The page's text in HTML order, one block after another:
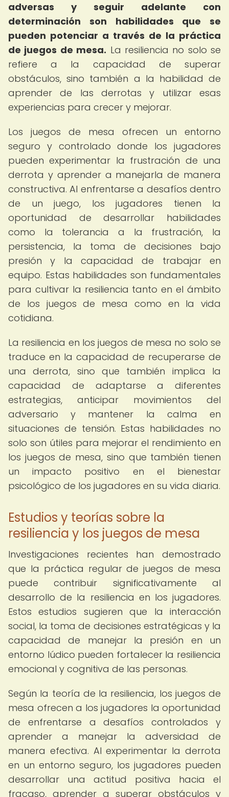
adversas y seguir adelante con
determinación son habilidades que se
pueden potenciar a través de la práctica
de juegos de mesa. La resiliencia no solo se
refiere a la capacidad de superar
obstáculos, sino también a la habilidad de
aprender de las derrotas y utilizar esas
experiencias para crecer y mejorar.
Los juegos de mesa ofrecen un entorno
seguro y controlado donde los jugadores
pueden experimentar la frustración de una
derrota y aprender a manejarla de manera
constructiva. Al enfrentarse a desafíos dentro
de un juego, los jugadores tienen la
oportunidad de desarrollar habilidades
como la tolerancia a la frustración, la
persistencia, la toma de decisiones bajo
presión y la capacidad de trabajar en
equipo. Estas habilidades son fundamentales
para cultivar la resiliencia tanto en el ámbito
de los juegos de mesa como en la vida
cotidiana.
La resiliencia en los juegos de mesa no solo se
traduce en la capacidad de recuperarse de
una derrota, sino que también implica la
capacidad de adaptarse a diferentes
estrategias, anticipar movimientos del
adversario y mantener la calma en
situaciones de tensión. Estas habilidades no
solo son útiles para mejorar el rendimiento en
los juegos de mesa, sino que también tienen
un impacto positivo en el bienestar
psicológico de los jugadores en su vida diaria.
Estudios y teorías sobre la
resiliencia y los juegos de mesa
Investigaciones recientes han demostrado
que la práctica regular de juegos de mesa
puede contribuir significativamente al
desarrollo de la resiliencia en los jugadores.
Estos estudios sugieren que la interacción
social, la toma de decisiones estratégicas y la
capacidad de manejar la presión en un
entorno lúdico pueden fortalecer la resiliencia
emocional y cognitiva de las personas.
Según la teoría de la resiliencia, los juegos de
mesa ofrecen a los jugadores la oportunidad
de enfrentarse a desafíos controlados y
aprender a manejar la adversidad de
manera efectiva. Al experimentar la derrota
en un entorno seguro, los jugadores pueden
desarrollar una actitud positiva hacia el
fracaso, aprender a superar obstáculos y